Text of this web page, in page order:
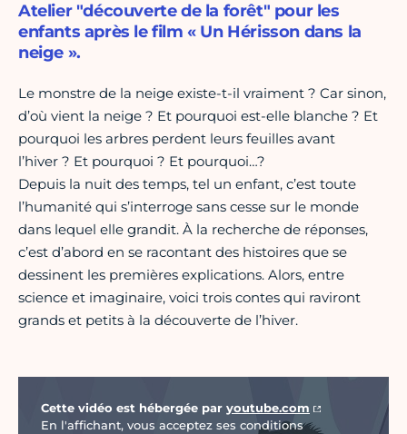
Atelier "découverte de la forêt" pour les
enfants après le film « Un Hérisson dans la
neige ».
Le monstre de la neige existe-t-il vraiment ? Car sinon,
d’où vient la neige ? Et pourquoi est-elle blanche ? Et
pourquoi les arbres perdent leurs feuilles avant
l’hiver ? Et pourquoi ? Et pourquoi…?
Depuis la nuit des temps, tel un enfant, c’est toute
l’humanité qui s’interroge sans cesse sur le monde
dans lequel elle grandit. À la recherche de réponses,
c’est d’abord en se racontant des histoires que se
dessinent les premières explications. Alors, entre
science et imaginaire, voici trois contes qui raviront
grands et petits à la découverte de l’hiver.
Cette vidéo est hébergée par youtube.com
En l'affichant, vous acceptez ses conditions